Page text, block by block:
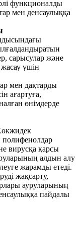
функционалды
мен денсаулыққа
сарысулар және
жасау үшін
мен дақтарды
ағартуға,
өнімдерде
вирусқа қарсы
алдын алу
жарамды етеді.
жақсарту,
ауруларының
пайдалы